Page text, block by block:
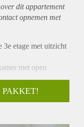
ditappartement
opnemen met
3e etage met uitzicht
met open
is voorzien van